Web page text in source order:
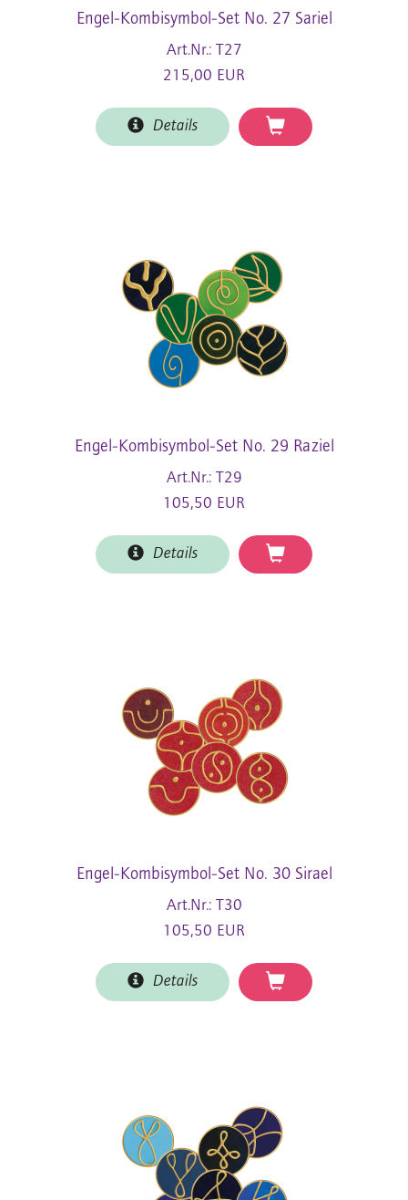
Engel-Kombisymbol-Set No. 27 Sariel
Art.Nr.: T27
215,00 EUR
Details
Engel-Kombisymbol-Set No. 29 Raziel
Art.Nr.: T29
105,50 EUR
Details
Engel-Kombisymbol-Set No. 30 Sirael
Art.Nr.: T30
105,50 EUR
Details